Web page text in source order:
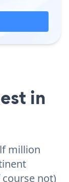
in
million
not)